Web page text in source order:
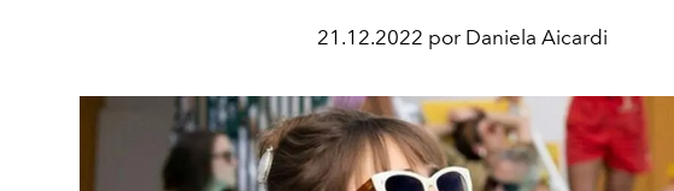
21.12.2022 por Daniela Aicardi